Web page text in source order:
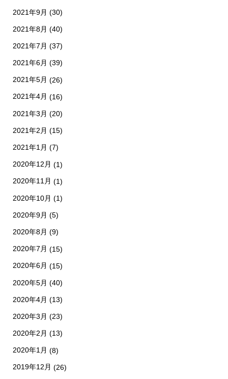
2021年9月 (30)
2021年8月 (40)
2021年7月 (37)
2021年6月 (39)
2021年5月 (26)
2021年4月 (16)
2021年3月 (20)
2021年2月 (15)
2021年1月 (7)
2020年12月 (1)
2020年11月 (1)
2020年10月 (1)
2020年9月 (5)
2020年8月 (9)
2020年7月 (15)
2020年6月 (15)
2020年5月 (40)
2020年4月 (13)
2020年3月 (23)
2020年2月 (13)
2020年1月 (8)
2019年12月 (26)